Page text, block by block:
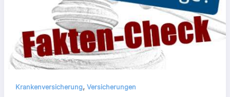
Krankenversicherung, Versicherungen